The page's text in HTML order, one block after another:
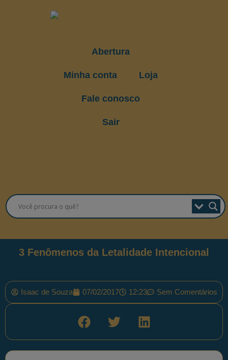
Abertura
Minha conta Loja
Fale conosco
Sair
3 Fenômenos da Letalidade Intencional
Isaac de Souza 07/02/2017 12:23 Sem Comentários